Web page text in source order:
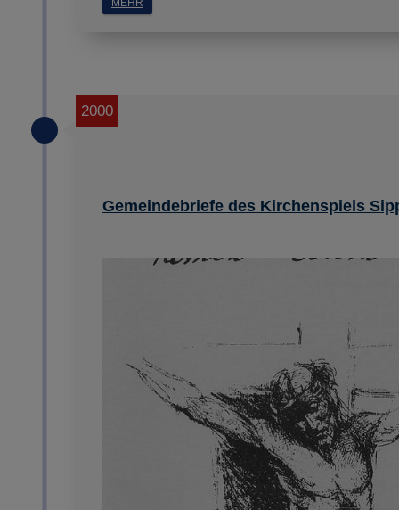
MEHR
Gemeindebriefe des Kirchenspiels
2000